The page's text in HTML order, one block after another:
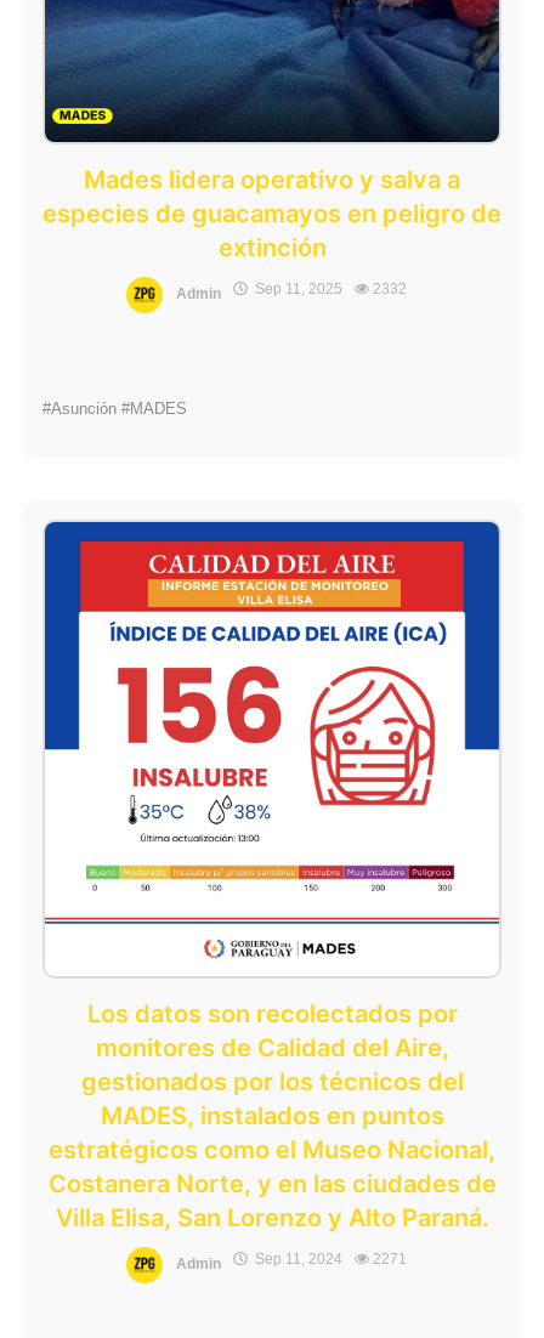
Mades lidera operativo y salva a
especies de guacamayos en peligro de
extinción
Admin Sep 11, 2025 2332
#Asunción #MADES
Los datos son recolectados por
monitores de Calidad del Aire,
gestionados por los técnicos del
MADES, instalados en puntos
estratégicos como el Museo Nacional,
Costanera Norte, y en las ciudades de
Villa Elisa, San Lorenzo y Alto Paraná.
Admin Sep 11, 2024 2271